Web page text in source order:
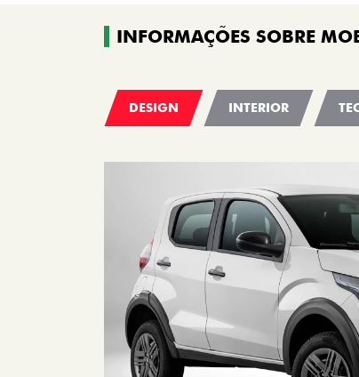
INFORMAÇÕES SOBRE
DESIGN INTERIOR